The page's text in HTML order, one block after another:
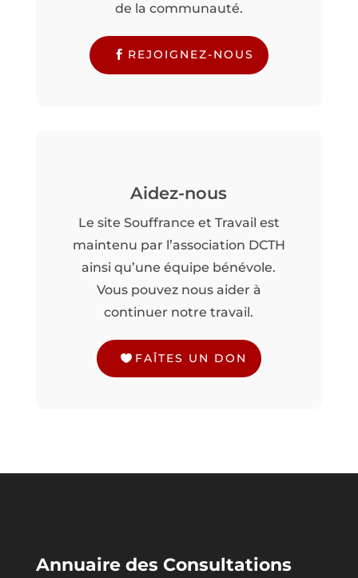
de la communauté.
REJOIGNEZ-NOUS
Aidez-nous
Le site Souffrance et Travail est
maintenu par l’association DCTH
ainsi qu’une équipe bénévole.
Vous pouvez nous aider à
continuer notre travail.
FAÎTES UN DON
Annuaire des Consultations